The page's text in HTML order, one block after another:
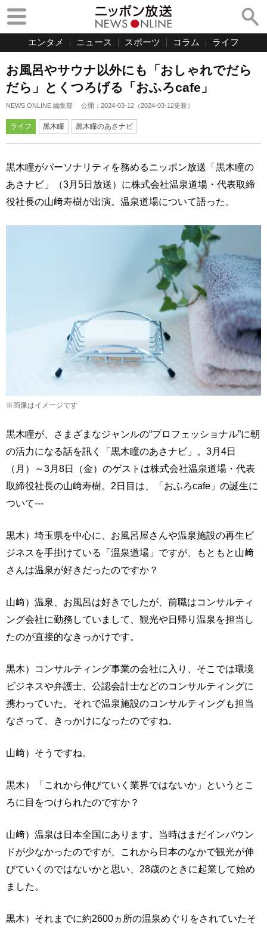
エンタメ ニュース スポーツ コラム ライフ
お風呂やサウナ以外にも「おしゃれでだら
だら」とくつろげる「おふろcafe」
NEWS ONLINE 編集部 公開： 2024-03-12 （2024-03-12更新）
ライフ 黒木瞳 黒木瞳のあさナビ
黒木瞳がパーソナリティを務めるニッポン放送「黒木瞳の
あさナビ」（3月5日放送）に株式会社温泉道場・代表取締
役社長の山﨑寿樹が出演。温泉道場について語った。
※画像はイメージです
黒木瞳が、さまざまなジャンルの“プロフェッショナル”に朝
の活力になる話を訊く「黒木瞳のあさナビ」。3月4日
（月）～3月8日（金）のゲストは株式会社温泉道場・代表
取締役社長の山﨑寿樹。2日目は、「おふろcafe」の誕生に
ついて---
黒木）埼玉県を中心に、お風呂屋さんや温泉施設の再生ビ
ジネスを手掛けている「温泉道場」ですが、もともと山﨑
さんは温泉が好きだったのですか？
山﨑）温泉、お風呂は好きでしたが、前職はコンサルティ
ング会社に勤務していまして、観光や日帰り温泉を担当し
たのが直接的なきっかけです。
黒木）コンサルティング事業の会社に入り、そこでは環境
ビジネスや弁護士、公認会計士などのコンサルティングに
携わっていた。それで温泉施設のコンサルティングも担当
なさって、きっかけになったのですね。
山﨑）そうですね。
黒木）「これから伸びていく業界ではないか」というとこ
ろに目をつけられたのですか？
山﨑）温泉は日本全国にあります。当時はまだインバウン
ドが少なかったのですが、これから日本のなかで観光が伸
びていくのではないかと思い、28歳のときに起業して始め
ました。
黒木）それまでに約2600ヵ所の温泉めぐりをされていたそ